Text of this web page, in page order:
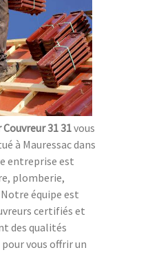
31 31vous
à Mauressac dans
entreprise est
plomberie,
équipe est
certifiés et
des qualités
vous offrir un